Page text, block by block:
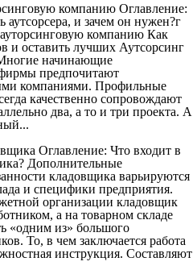
компанию Оглавление:
и зачем он нужен?г
ауторсинговую компанию Как
и оставить лучших Аутсорсинг
начинающие
предпочитают
компаниями. Профильные
качественно сопровождают
два, а то и три проекта. А
Оглавление: Что входит в
Дополнительные
кладовщика варьируются
и специфики предприятия.
организации кладовщик
а на товарном складе
«одним из» большого
То, в чем заключается работа
инструкция. Составляют